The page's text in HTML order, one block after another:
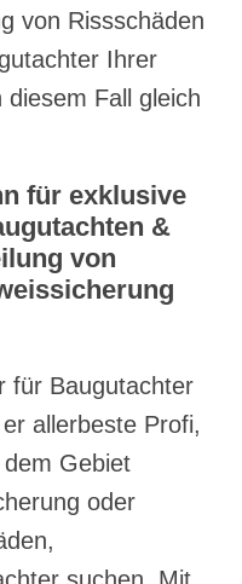
von Rissschäden
Ihrer
Fall gleich
für exklusive
&
von
für Baugutachter
allerbeste Profi,
Gebiet
oder